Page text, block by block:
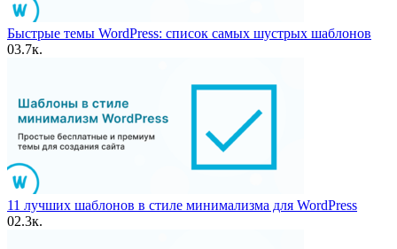
Быстрые темы WordPress: список самых шустрых шаблонов
03.7к.
11 лучших шаблонов в стиле минимализма для WordPress
02.3к.